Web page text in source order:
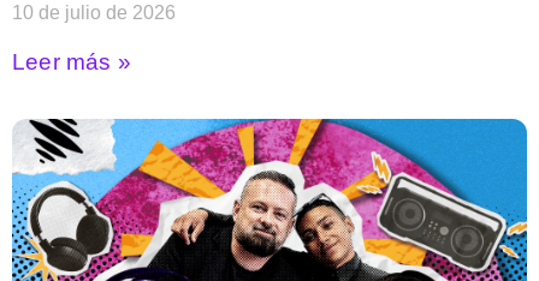
10 de julio de 2026
Leer más »